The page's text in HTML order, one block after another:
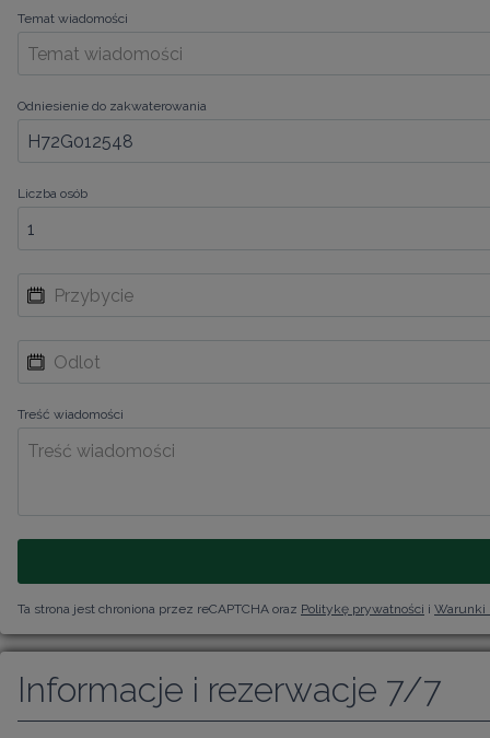
Temat wiadomości
Odniesienie do zakwaterowania
Liczba osób
Treść wiadomości
Ta strona jest chroniona przez reCAPTCHA oraz Politykę prywatności i Warunki
Informacje i rezerwacje 7/7